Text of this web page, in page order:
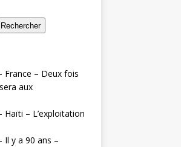
Rechercher
France – Deux fois
aux
Haïti – L’exploitation
Il y a 90 ans –